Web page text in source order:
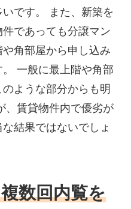
です。 また、新築を
であっても分譲マン
角部屋から申し込み
一般に最上階や角部
ような部分からも明
、賃貸物件内で優劣が
結果ではないでしょ
複数回内覧を